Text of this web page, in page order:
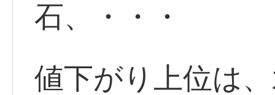
石、・・・
値下がり上位は